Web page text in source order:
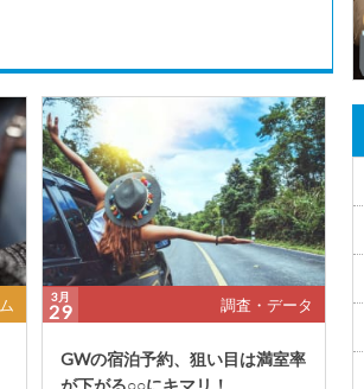
3月
29 調査・データ
GWの宿泊予約、狙い目は満室率
が下がる○○にキマリ！